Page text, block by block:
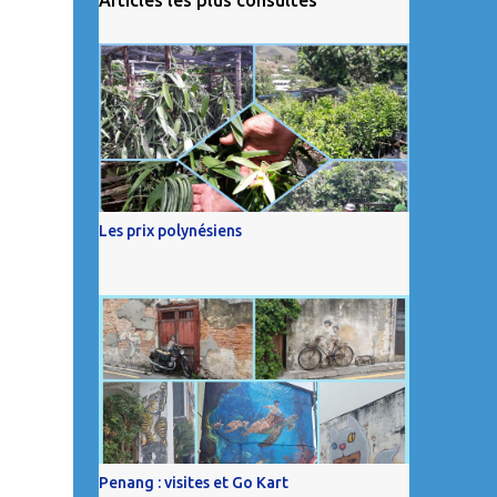
Les prix polynésiens
Penang : visites et Go Kart